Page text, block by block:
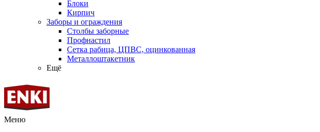
Блоки
Кирпич
Заборы и ограждения
Столбы заборные
Профнастил
Сетка рабица, ЦПВС, оцинкованная
Металлоштакетник
Ещё
Меню